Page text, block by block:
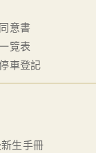
意書
覽表
車登記
生手冊